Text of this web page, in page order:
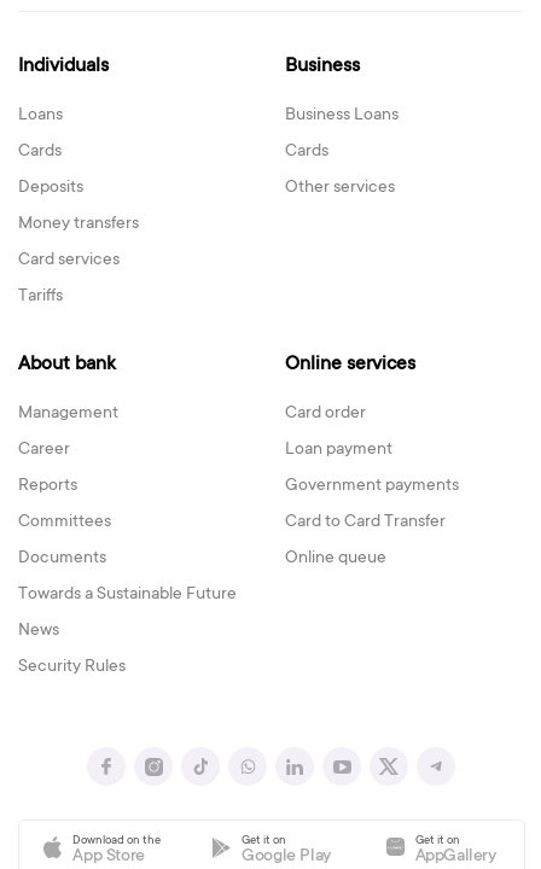
Individuals
Loans
Cards
Deposits
Money transfers
Card services
Tariffs
Business
Business Loans
Cards
Other services
About bank
Management
Career
Reports
Committees
Documents
Towards a Sustainable Future
News
Security Rules
Online services
Card order
Loan payment
Government payments
Card to Card Transfer
Online queue
Download on the
App Store
Get it on
Google Play
Get it on
AppGallery